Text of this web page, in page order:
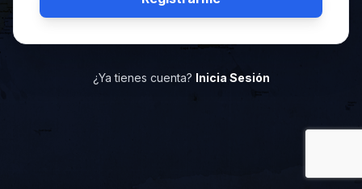
¿Ya tienes cuenta? Inicia Sesión